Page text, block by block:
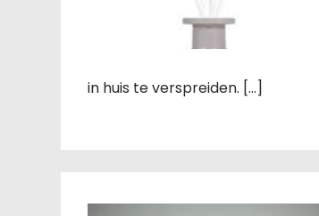
in huis te verspreiden. […]